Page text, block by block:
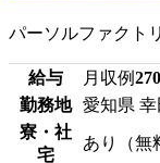
パーソルファクト
給与 月収例
勤務地
愛知県 幸
寮・社
宅
あり（無